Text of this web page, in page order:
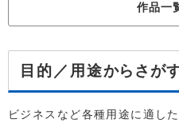
作品一
目的／用途からさが
ビジネスなど各種用途に適し